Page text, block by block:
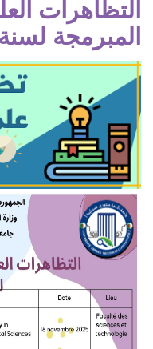
التظاهرات
المبرمجة لسنة 2025